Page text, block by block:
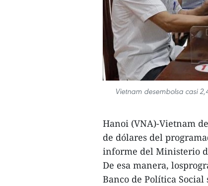
Vietnam desembolsa casi
Hanoi (VNA)-Vietnam
de dólares del
informe del Ministerio
De esa manera,
Banco de Política